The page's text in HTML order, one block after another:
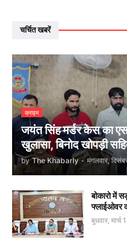
चर्चित खबरें
क्राइम
जयंत सिंह मर्डर केस का
खुलासा, बिनोद खोपड़ी
by The Khabarly - मंगलवार,
बोकारो में
फ्लाईओवर
बुधवार,